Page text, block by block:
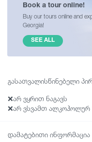
Book a tour online!
Buy our tours online and
Georgia!
SEE ALL
გასათვალისწინებელი
❌არ ვყრით ნაგავს
❌არ ვსვამთ
❌არ ვბილწვსიტყვაობთ
დამატებითი ინფორმაცია